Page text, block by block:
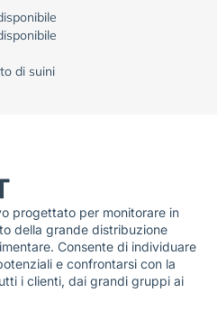
di suini
progettato per monitorare in
della grande distribuzione
Consente di individuare
e confrontarsi con la
i clienti, dai grandi gruppi ai